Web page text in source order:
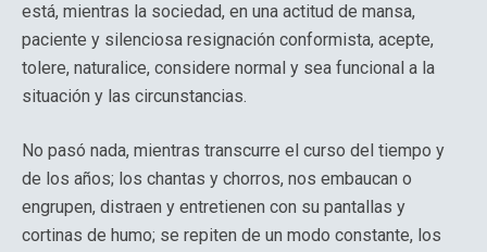
está, mientras la sociedad, en una actitud de mansa,
paciente y silenciosa resignación conformista, acepte,
tolere, naturalice, considere normal y sea funcional a la
situación y las circunstancias.
No pasó nada, mientras transcurre el curso del tiempo y
de los años; los chantas y chorros, nos embaucan o
engrupen, distraen y entretienen con su pantallas y
cortinas de humo; se repiten de un modo constante, los